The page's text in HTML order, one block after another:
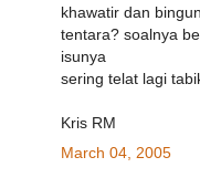
khawatir dan
tentara? soalnya
isunya
sering telat lagi
Kris RM
March 04, 2005